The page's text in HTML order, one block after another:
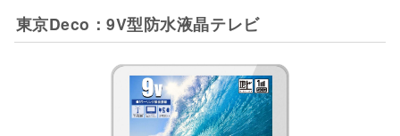
東京Deco：9V型防水液晶テレビ